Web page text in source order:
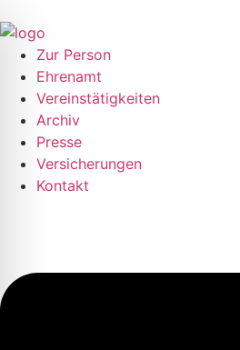
Zur Person
Ehrenamt
Vereinstätigkeiten
Archiv
Presse
Versicherungen
Kontakt